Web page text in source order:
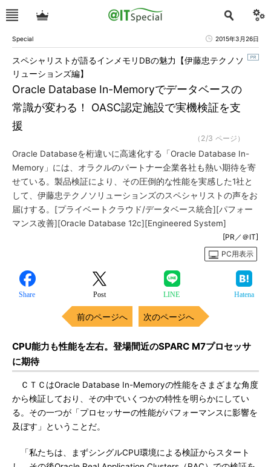
Special 2015年3月26日
Oracle Database In-Memoryでデータベースの
常識が変わる！ OASC認定施設で実機検証を支
援
スペシャリストが語るインメモリDBの魅力【伊藤忠テクノソ
リューションズ編】
（2/3 ページ）
Oracle Databaseを桁違いに高速化する「Oracle Database In-
Memory」には、オラクルのパートナー企業各社も熱い期待を寄
せている。製品検証により、その圧倒的な性能を実感した1社と
して、伊藤忠テクノソリューションズのスペシャリストの声をお
届けする。[プライベートクラウド/データベース統合][パフォー
マンス改善][Oracle Database 12c][Engineered System]
[PR／＠IT]
PC用表示
Share Post LINE Hatena
前のページへ 次のページへ
CPU能力も性能を左右。登場間近のSPARC M7プロセッサ
に期待
ＣＴＣはOracle Database In-Memoryの性能をさまざまな角度
から検証しており、その中でいくつかの特性を明らかにしてい
る。その一つが「プロセッサーの性能がパフォーマンスに影響を
及ぼす」ということだ。
「私たちは、まずシングルCPU環境による検証からスタート